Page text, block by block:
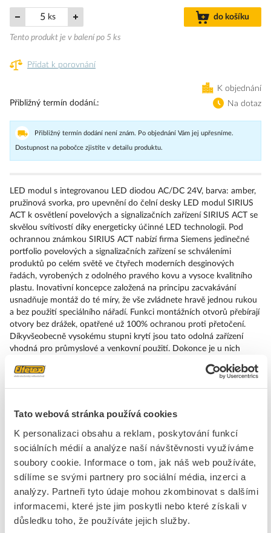
Tato webová stránka používá cookies
K personalizaci obsahu a reklam, poskytování funkcí
sociálních médií a analýze naší návštěvnosti využíváme
soubory cookie. Informace o tom, jak náš web používáte,
sdílíme se svými partnery pro sociální média, inzerci a
analýzy. Partneři tyto údaje mohou zkombinovat s dalšími
informacemi, které jste jim poskytli nebo které získali v
důsledku toho, že používáte jejich služby.
ks do košíku
Tento produkt je v balení po 5 ks
Přidat k porovnání
K objednání
Přibližný termín dodání.
Na dotaz
Přibližný termín dodání není znám. Po objednání Vám jej upřesníme.
Dostupnost na pobočce zjistíte v detailu produktu.
LED modul s integrovanou LED diodou AC/DC 24V, barva: amber,
pružinová svorka, pro upevnění do čelní desky LED modul SIRIUS
ACT k osvětlení povelových a signalizačních zařízení SIRIUS ACT se
skvělou svítivostí díky energeticky účinné LED technologii. Pod
ochrannou známkou SIRIUS ACT nabízí firma Siemens jedinečné
portfolio povelových a signalizačních zařízení se schváleními
produktů po celém světě ve čtyřech moderních desginových
řadách, vyrobených z odolného pravého kovu a vysoce kvalitního
plastu. Inovativní koncepce založená na principu zacvakávání
usnadňuje montáž do té míry, že vše zvládnete hravě jednou rukou
a bez použití speciálního nářadí. Funkci montážních otvorů přebírají
otvory bez drážek, opatřené už 100% ochranou proti přetočení.
Díkyvšeobecně vysokému stupni krytí jsou tato odolná zařízení
vhodná pro průmyslové a venkovní použití. Dokonce je u nich
nedokáže narušit ani prach, oleje nebo agresivní louhy. Kromě
na kabeláž, minimalizujete zdroje chyb a získáte vyšší flexibilitu.
Grafický online konfigurátor pohodlně pomůže s výběrem a
objednáním jednotlivých součástek, krytů a popisků. K dispozici je
rozsáhlá dokumentace (např. příručka, 3D data, schémata zapojení).
Dodáváme tato provedení: více barev, různé varianty napětí, různé
způsoby napojení nebo montáže. SIRIUS ACT – Performance in
Action při udělování příkazů a hlášení. Jednoduše smontovatelný,
jednoduše silný, jednoduše perfektní.
Značka SIEMENS